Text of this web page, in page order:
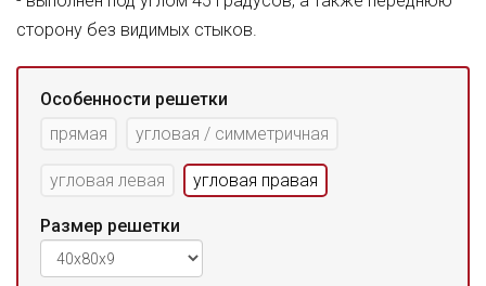
сторону без видимых стыков.
Особенности решетки
прямая
угловая / симметричная
угловая левая угловая правая
Размер решетки